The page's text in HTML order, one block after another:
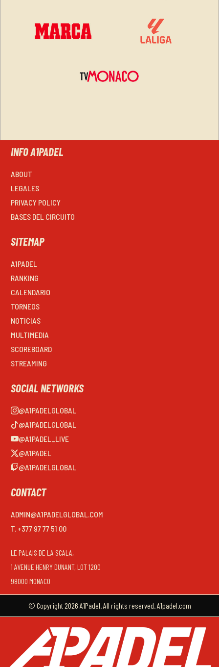
INFO A1PADEL
ABOUT
LEGALES
PRIVACY POLICY
BASES DEL CIRCUITO
SITEMAP
A1PADEL
RANKING
CALENDARIO
TORNEOS
NOTICIAS
MULTIMEDIA
SCOREBOARD
STREAMING
SOCIAL NETWORKS
@A1PADELGLOBAL
@A1PADELGLOBAL
@A1PADEL_LIVE
@A1PADEL
@A1PADELGLOBAL
CONTACT
ADMIN@A1PADELGLOBAL.COM
T. +377 97 77 51 00
LE PALAIS DE LA SCALA,
1 AVENUE HENRY DUNANT, LOT 1200
98000 MONACO
© Copyright 2026 A1Padel. All rights reserved. A1padel.com